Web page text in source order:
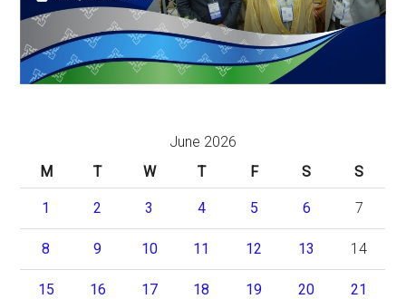
June 2026
M
T W T F S S
1 2 3 4 5 6 7
8 9 10 11 12 13 14
15 16 17 18 19 20 21